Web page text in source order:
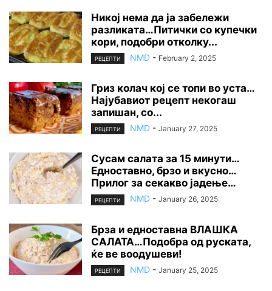
Никој нема да ја забележи
разликата…Питички со купечки
кори, подобри отколку...
РЕЦЕПТИ NMD - February 2, 2025
Гриз колач кој се топи во уста…
Најубавиот рецепт некогаш
запишан, со...
РЕЦЕПТИ NMD - January 27, 2025
Сусам салата за 15 минути…
Едноставно, брзо и вкусно…
Прилог за секакво јадење…
РЕЦЕПТИ NMD - January 26, 2025
Брза и едноставна ВЛАШКА
САЛАТА…Подобра од руската,
ќе ве воодушеви!
РЕЦЕПТИ NMD - January 25, 2025